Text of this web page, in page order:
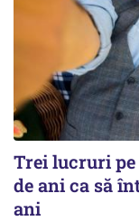
Trei lucruri pe
de ani ca să
ani